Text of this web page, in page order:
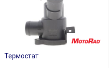
Термостат